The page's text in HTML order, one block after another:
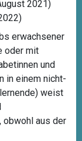
2021)
erwachsener
oder mit
und
in einem nicht-
weist
aus der